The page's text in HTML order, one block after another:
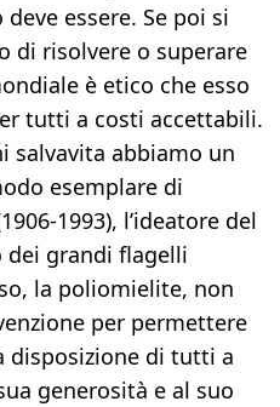
essere. Se poi si
di risolvere o superare
è etico che esso
tutti a costi accettabili.
salvavita abbiamo un
esemplare di
1993), l’ideatore del
dei grandi flagelli
la poliomielite, non
per permettere
disposizione di tutti a
generosità e al suo